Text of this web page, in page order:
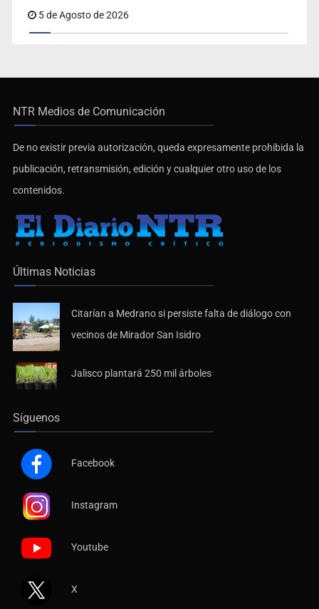
5 de Agosto de 2026
NTR Medios de Comunicación
De no existir previa autorización, queda expresamente prohibida la
publicación, retransmisión, edición y cualquier otro uso de los
contenidos.
Últimas Noticias
Citarían a Medrano si persiste falta de diálogo con
vecinos de Mirador San Isidro
Jalisco plantará 250 mil árboles
Síguenos
Facebook
Instagram
Youtube
X